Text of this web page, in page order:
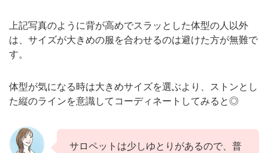
上記写真のように背が高めでスラッとした体型の人以外
は、サイズが大きめの服を合わせるのは避けた方が無難で
す。
体型が気になる時は大きめサイズを選ぶより、ストンとし
た縦のラインを意識してコーディネートしてみると◎
サロペットは少しゆとりがあるので、普